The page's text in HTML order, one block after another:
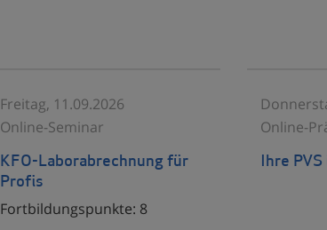
Freitag, 11.09.2026
Online-Seminar
KFO-Laborabrechnung für
Profis
Fortbildungspunkte: 8
Online-
Ihre